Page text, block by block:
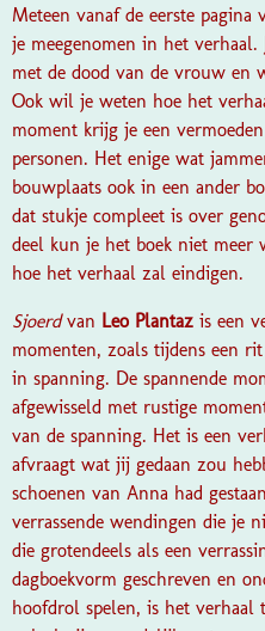
Meteen vanaf de eerste pagina
je meegenomen in het
met de dood van de vrouw en
Ook wil je weten hoe het
moment krijg je een
personen. Het enige wat
bouwplaats ook in een ander
dat stukje compleet is over
deel kun je het boek niet meer
hoe het verhaal zal eindigen.
Sjoerdvan Leo Plantaz is een
momenten, zoals tijdens een
in spanning. De spannende
afgewisseld met rustige
van de spanning. Het is een
afvraagt wat jij gedaan zou
schoenen van Anna had
verrassende wendingen die je
die grotendeels als een
dagboekvorm geschreven en
hoofdrol spelen, is het